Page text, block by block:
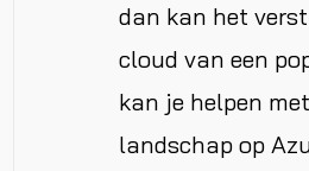
dan kan het
cloud van een
kan je helpen
landschap op